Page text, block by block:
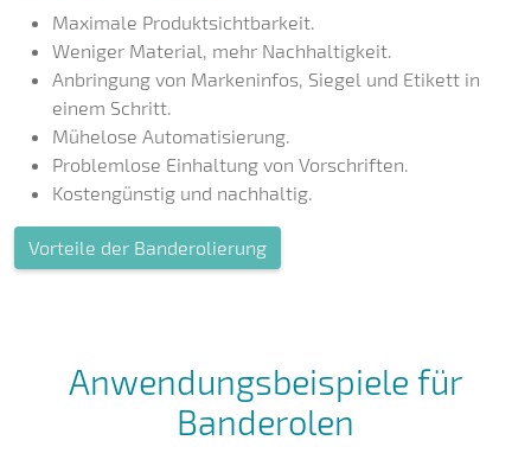
Maximale Produktsichtbarkeit.
Weniger Material, mehr Nachhaltigkeit.
Anbringung von Markeninfos, Siegel und Etikett in
einem Schritt.
Mühelose Automatisierung.
Problemlose Einhaltung von Vorschriften.
Kostengünstig und nachhaltig.
Vorteile der Banderolierung
Anwendungsbeispiele für
Banderolen